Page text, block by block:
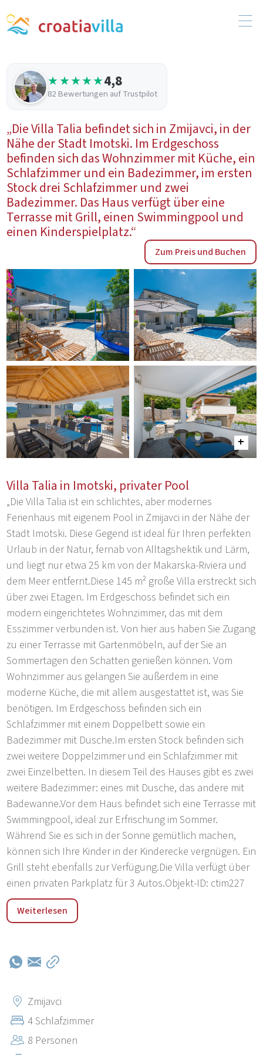
★★★★★4,8
82 Bewertungen auf Trustpilot
„Die Villa Talia befindet sich in Zmijavci, in der
Nähe der Stadt Imotski. Im Erdgeschoss
befinden sich das Wohnzimmer mit Küche, ein
Schlafzimmer und ein Badezimmer, im ersten
Stock drei Schlafzimmer und zwei
Badezimmer. Das Haus verfügt über eine
Terrasse mit Grill, einen Swimmingpool und
einen Kinderspielplatz.“
Zum Preis und Buchen
Villa Talia in Imotski, privater Pool
„Die Villa Talia ist ein schlichtes, aber modernes
Ferienhaus mit eigenem Pool in Zmijavci in der Nähe der
Stadt Imotski. Diese Gegend ist ideal für Ihren perfekten
Urlaub in der Natur, fernab von Alltagshektik und Lärm,
und liegt nur etwa 25 km von der Makarska-Riviera und
dem Meer entfernt.Diese 145 m² große Villa erstreckt sich
über zwei Etagen. Im Erdgeschoss befindet sich ein
modern eingerichtetes Wohnzimmer, das mit dem
Esszimmer verbunden ist. Von hier aus haben Sie Zugang
zu einer Terrasse mit Gartenmöbeln, auf der Sie an
Sommertagen den Schatten genießen können. Vom
Wohnzimmer aus gelangen Sie außerdem in eine
moderne Küche, die mit allem ausgestattet ist, was Sie
benötigen. Im Erdgeschoss befinden sich ein
Schlafzimmer mit einem Doppelbett sowie ein
Badezimmer mit Dusche.Im ersten Stock befinden sich
zwei weitere Doppelzimmer und ein Schlafzimmer mit
zwei Einzelbetten. In diesem Teil des Hauses gibt es zwei
weitere Badezimmer: eines mit Dusche, das andere mit
Badewanne.Vor dem Haus befindet sich eine Terrasse mit
Swimmingpool, ideal zur Erfrischung im Sommer.
Während Sie es sich in der Sonne gemütlich machen,
können sich Ihre Kinder in der Kinderecke vergnügen. Ein
Grill steht ebenfalls zur Verfügung.Die Villa verfügt über
einen privaten Parkplatz für 3 Autos.Objekt-ID: ctim227
„Die Region Imotski liegt hinter dem Biokovo-Gebirge im
dalmatinischen Hinterland. Imotski ist eine sehr
bedeutendsten Sehenswürdigkeiten sind die alte
See, ein beliebter Spazierweg und in den
Sommermonaten der Hauptstrand von Imotski. In
unmittelbarer Nähe (1,5 km) befindet sich der Rote See,
der mit einer Tiefe von 528 Metern tiefste Karstsee
Weiterlesen
Zmijavci
4 Schlafzimmer
8 Personen